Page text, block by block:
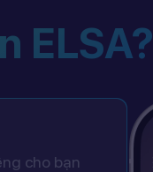
ELSA?
cho bạn